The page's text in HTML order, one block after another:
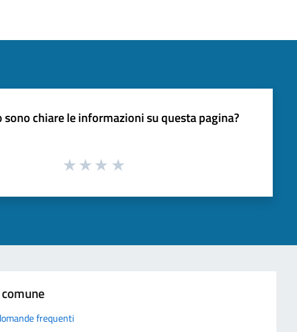
sono chiare le informazioni su questa pagina?
frequenti